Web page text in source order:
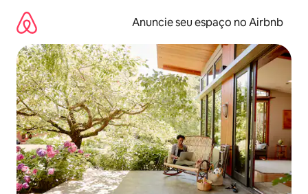
para
conteúdo
Anuncie seu espaço no Airbnb